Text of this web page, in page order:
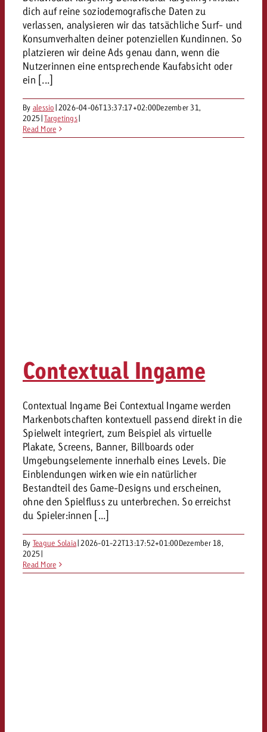
dich auf reine soziodemografische Daten zu
verlassen, analysieren wir das tatsächliche Surf- und
Konsumverhalten deiner potenziellen Kundinnen. So
platzieren wir deine Ads genau dann, wenn die
Nutzerinnen eine entsprechende Kaufabsicht oder
ein [...]
By alessio| 2026-04-06T13:37:17+02:00Dezember 31,
2025|Targetings|
Read More
Contextual Ingame
Contextual Ingame Bei Contextual Ingame werden
Markenbotschaften kontextuell passend direkt in die
Spielwelt integriert, zum Beispiel als virtuelle
Plakate, Screens, Banner, Billboards oder
Umgebungselemente innerhalb eines Levels. Die
Einblendungen wirken wie ein natürlicher
Bestandteil des Game-Designs und erscheinen,
ohne den Spielfluss zu unterbrechen. So erreichst
du Spieler:innen [...]
By Teague Solaia| 2026-01-22T13:17:52+01:00Dezember 18,
2025|
Read More